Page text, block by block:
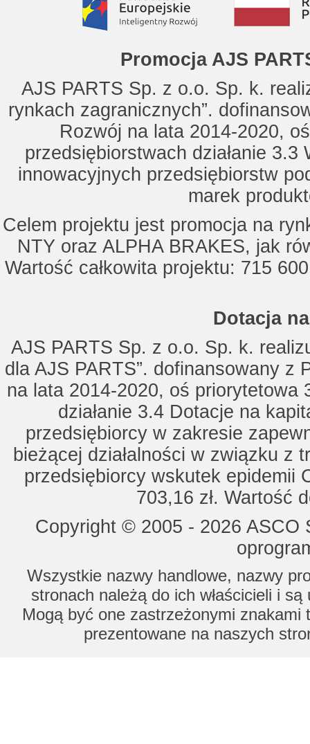
Promocja AJS
AJS PARTS Sp. z o.o. Sp. k.
rynkach zagranicznych”.
Rozwój na lata 2014-2020,
przedsiębiorstwach działanie
innowacyjnych przedsiębiorstw
marek
Celem projektu jest promocja na
NTY oraz ALPHA BRAKES, jak
Wartość całkowita projektu: 715
Dotacja
AJS PARTS Sp. z o.o. Sp. k.
dla AJS PARTS”. dofinansowany z
na lata 2014-2020, oś priorytetowa
działanie 3.4 Dotacje na
przedsiębiorcy w zakresie
bieżącej działalności w związku z
przedsiębiorcy wskutek epidemii
703,16 zł. Wartość
Copyright © 2005 - 2026
Wszystkie nazwy handlowe, nazwy
stronach należą do ich właścicieli i
Mogą być one zastrzeżonymi znakami
prezentowane na naszych